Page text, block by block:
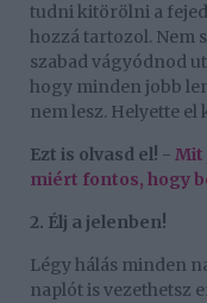
tudni kitörölni a
hozzá tartozol. Nem
szabad vágyódnod
hogy minden jobb
nem lesz. Helyette el
Ezt is olvasd el! - Mit
miért fontos, hogy
2. Élj a jelenben!
Légy hálás minden
naplót is vezethetsz